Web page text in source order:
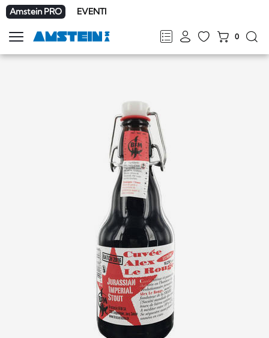
Amstein PRO EVENTI
FRDEENIT
0
Mostra
la